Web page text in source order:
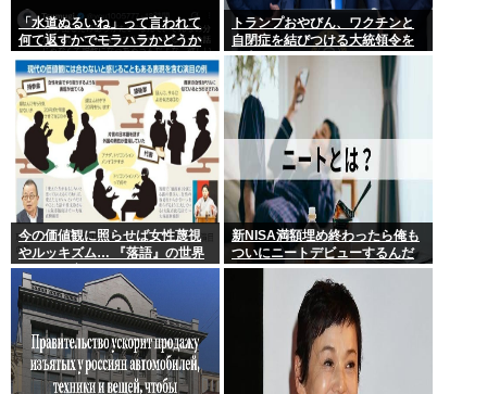
「水道ぬるいね」って言われて
何て返すかでモラハラかどうか
わかるらしいwww
トランプおやびん、ワクチンと
自閉症を結びつける大統領令を
発表へ、
今の価値観に照らせば女性蔑視
やルッキズム… 『落語』の世界
もセリフ変更や改作、現代にふ
さわしい表現模索の動き
新NISA満額埋め終わったら俺も
ついにニートデビューするんだ
がアドバイスある?